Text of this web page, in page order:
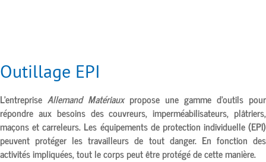
Outillage EPI
L’entreprise Allemand Matériauxpropose une gamme d’outils pour
répondre aux besoins des couvreurs, imperméabilisateurs, plâtriers,
maçons et carreleurs. Les équipements de protection individuelle (EPI)
peuvent protéger les travailleurs de tout danger. En fonction des
activités impliquées, tout le corps peut être protégé de cette manière.